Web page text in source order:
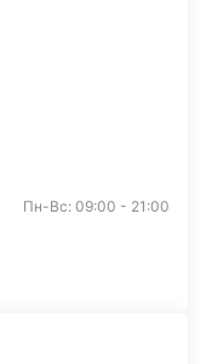
Пн-Вс: 09:00 - 21:00